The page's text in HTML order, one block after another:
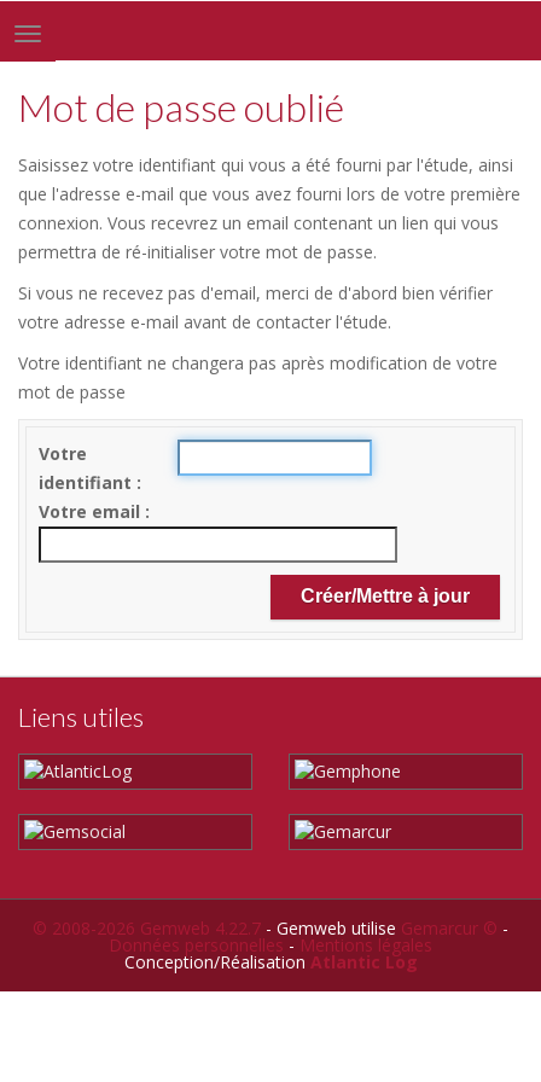
Toggle
navigation
Mot de passe oublié
Saisissez votre identifiant qui vous a été fourni par l'étude, ainsi
que l'adresse e-mail que vous avez fourni lors de votre première
connexion. Vous recevrez un email contenant un lien qui vous
permettra de ré-initialiser votre mot de passe.
Si vous ne recevez pas d'email, merci de d'abord bien vérifier
votre adresse e-mail avant de contacter l'étude.
Votre identifiant ne changera pas après modification de votre
mot de passe
Votre
identifiant
Votre email
Liens utiles
© 2008-2026 Gemweb 4.22.7 - Gemweb utilise Gemarcur © -
Données personnelles - Mentions légales
Conception/Réalisation Atlantic Log